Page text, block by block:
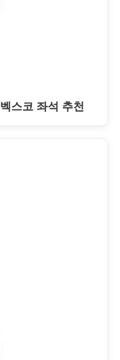
스코 좌석 추천